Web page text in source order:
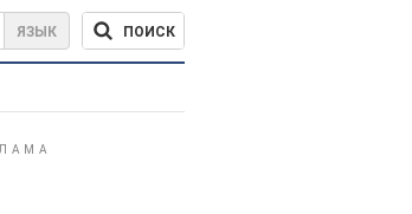
ЯЗЫК ПОИСК